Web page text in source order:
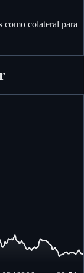
como colateral para